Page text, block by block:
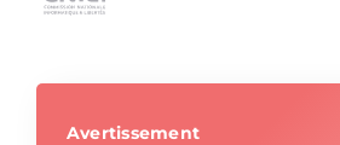
Avertissement